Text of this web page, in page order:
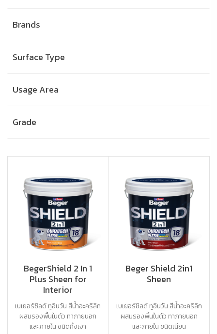
Brands
Surface Type
Usage Area
Grade
BegerShield 2 In 1
Plus Sheen for
Interior
เบเยอร์ชิลด์ ทูอินวัน สีน้ำอะคริลิก
ผสมรองพื้นในตัว ทาภายนอก
และภายใน ชนิดกึ่งเงา
Beger Shield 2in1
Sheen
เบเยอร์ชิลด์ ทูอินวัน สีน้ำอะคริลิก
ผสมรองพื้นในตัว ทาภายนอก
และภายใน ชนิดเนียน